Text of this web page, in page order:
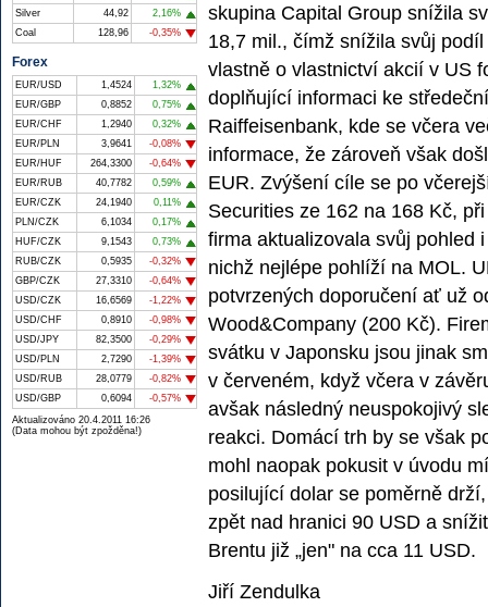
skupina Capital Group snížila
18,7 mil., čímž snížila svůj
vlastně o vlastnictví akcií v US
doplňující informaci ke
Raiffeisenbank, kde se včera
informace, že zároveň však
EUR. Zvýšení cíle se po
Securities ze 162 na 168 Kč,
firma aktualizovala svůj pohled
nichž nejlépe pohlíží na MOL.
potvrzených doporučení ať už
Wood&Company (200 Kč).
svátku v Japonsku jsou jinak
v červeném, když včera v
avšak následný neuspokojivý
reakci. Domácí trh by se však
mohl naopak pokusit v úvodu
posilující dolar se poměrně
zpět nad hranici 90 USD a
Brentu již „jen" na cca 11 USD.
Jiří Zendulka
Silver
44,92
2,16%
Coal
128,96 -0,35%
Forex
EUR/USD 1,4524
1,32%
EUR/GBP
0,8852
0,75%
EUR/CHF
1,2940
0,32%
EUR/PLN
3,9641
-0,08%
EUR/HUF
264,3300
-0,64%
EUR/RUB
40,7782
0,59%
EUR/CZK
24,1940
0,11%
PLN/CZK
6,1034
0,17%
HUF/CZK
9,1543
0,73%
RUB/CZK
0,5935
-0,32%
GBP/CZK
27,3310
-0,64%
USD/CZK
16,6569
-1,22%
USD/CHF
0,8910
-0,98%
USD/JPY
82,3500
-0,29%
USD/PLN
2,7290
-1,39%
USD/RUB
28,0779
-0,82%
USD/GBP
0,6094
-0,57%
Aktualizováno 20.4.2011 16:26
(Data mohou být zpožděna!)